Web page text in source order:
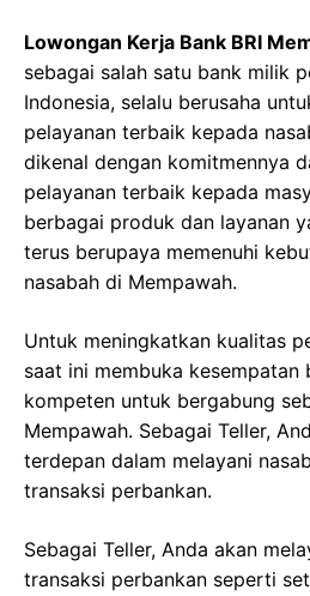
Lowongan Kerja Bank BRI
sebagai salah satu bank milik
Indonesia, selalu berusaha
pelayanan terbaik kepada
dikenal dengan komitmennya
pelayanan terbaik kepada
berbagai produk dan layanan
terus berupaya memenuhi
nasabah di Mempawah.
Untuk meningkatkan kualitas
saat ini membuka kesempatan
kompeten untuk bergabung
Mempawah. Sebagai Teller,
terdepan dalam melayani
transaksi perbankan.
Sebagai Teller, Anda akan
transaksi perbankan seperti